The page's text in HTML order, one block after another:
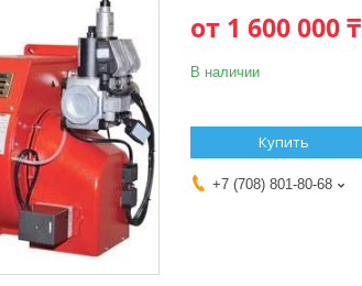
от 1 600 000 ₸
В наличии
Купить
+7 (708) 801-80-68